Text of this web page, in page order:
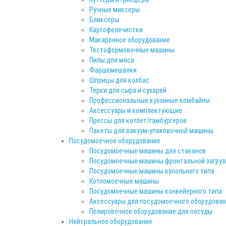
Ручные миксеры
Бликсеры
Картофелечистки
Макаронное оборудование
Тестоформовочные машины
Пилы для мяса
Фаршемешалки
Шприцы для колбас
Терки для сыра и сухарей
Профессиональные кухонные комбайны
Аксессуары и комплектующие
Прессы для котлет/гамбургеров
Пакеты для вакуум-упаковочной машины
Посудомоечное оборудование
Посудомоечные машины для стаканов
Посудомоечные машины фронтальной
Посудомоечные машины купольного типа
Котломоечные машины
Посудомоечные машины конвейерного типа
Аксессуары для посудомоечного
Полировочное оборудование для посуды
Нейтральное оборудование